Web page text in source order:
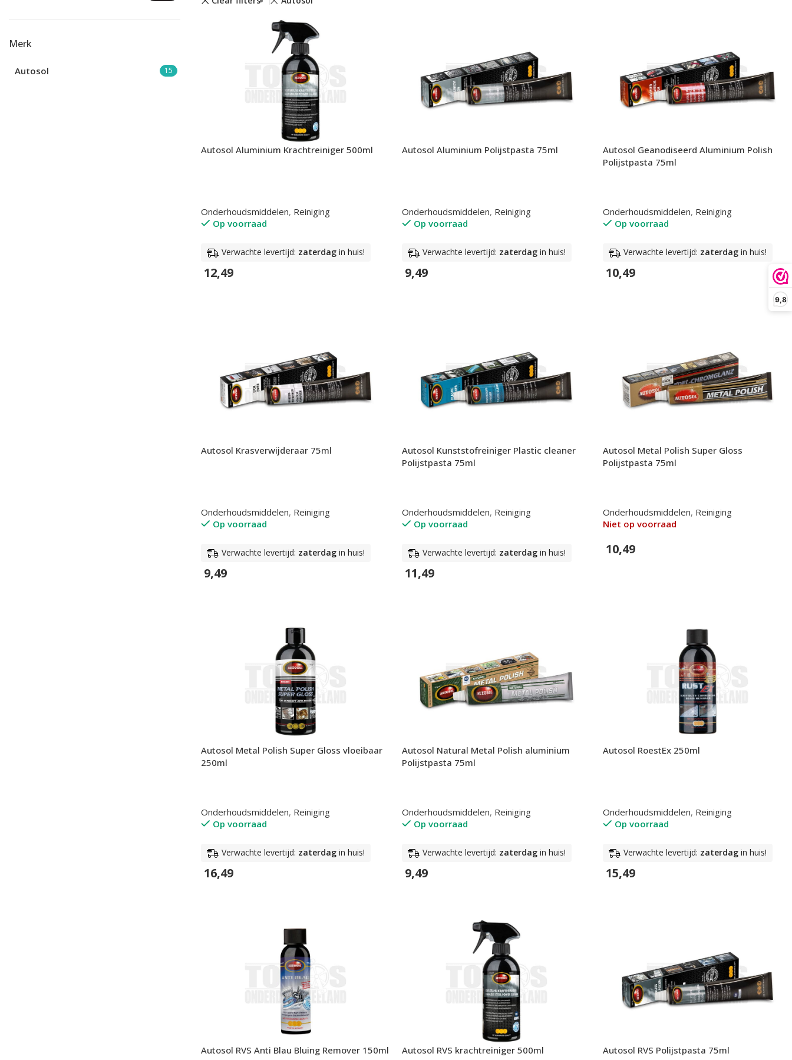
9,8
Merk
Autosol 15
Autosol Aluminium Krachtreiniger 500ml
Onderhoudsmiddelen, Reiniging
Op voorraad
Verwachte levertijd: zaterdag in huis!
12,49
Autosol Aluminium Polijstpasta 75ml
Onderhoudsmiddelen, Reiniging
Op voorraad
Verwachte levertijd: zaterdag in huis!
9,49
Autosol Geanodiseerd Aluminium Polish
Polijstpasta 75ml
Onderhoudsmiddelen, Reiniging
Op voorraad
Verwachte levertijd: zaterdag in huis!
10,49
Autosol Krasverwijderaar 75ml
Onderhoudsmiddelen, Reiniging
Op voorraad
Verwachte levertijd: zaterdag in huis!
9,49
Autosol Kunststofreiniger Plastic cleaner
Polijstpasta 75ml
Onderhoudsmiddelen, Reiniging
Op voorraad
Verwachte levertijd: zaterdag in huis!
11,49
Autosol Metal Polish Super Gloss
Polijstpasta 75ml
Onderhoudsmiddelen, Reiniging
Niet op voorraad
10,49
Autosol Metal Polish Super Gloss vloeibaar
250ml
Onderhoudsmiddelen, Reiniging
Op voorraad
Verwachte levertijd: zaterdag in huis!
16,49
Autosol Natural Metal Polish aluminium
Polijstpasta 75ml
Onderhoudsmiddelen, Reiniging
Op voorraad
Verwachte levertijd: zaterdag in huis!
9,49
Autosol RoestEx 250ml
Onderhoudsmiddelen, Reiniging
Op voorraad
Verwachte levertijd: zaterdag in huis!
15,49
Autosol RVS Anti Blau Bluing Remover 150ml Autosol RVS krachtreiniger 500ml Autosol RVS Polijstpasta 75ml